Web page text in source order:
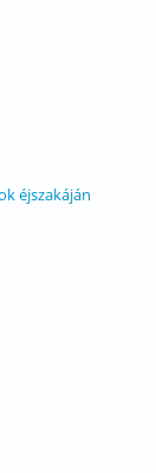
éjszakáján